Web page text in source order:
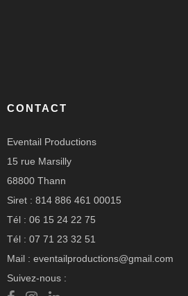
CONTACT
Eventail Productions
15 rue Marsilly
68800 Thann
Siret : 814 886 461 00015
Tél : 06 15 24 22 75
Tél : 07 71 23 32 51
Mail : eventailproductions@gmail.com
Suivez-nous :